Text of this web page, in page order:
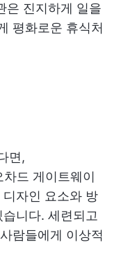
은 진지하게 일을
평화로운 휴식처
면,
드 게이트웨이
자인 요소와 방
니다. 세련되고
람들에게 이상적